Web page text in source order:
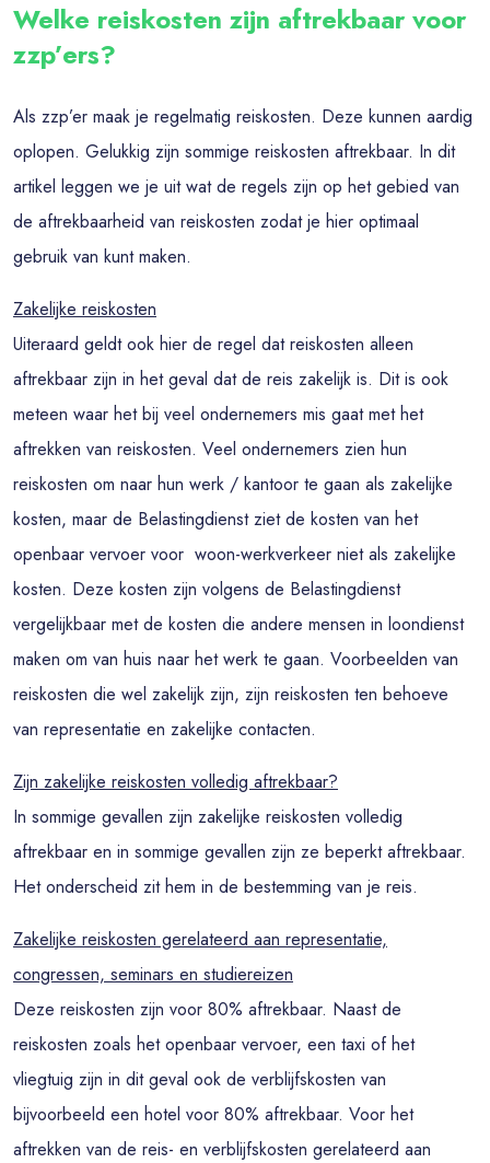
Welke reiskosten zijn aftrekbaar voor
zzp’ers?
Als zzp’er maak je regelmatig reiskosten. Deze kunnen aardig
oplopen. Gelukkig zijn sommige reiskosten aftrekbaar. In dit
artikel leggen we je uit wat de regels zijn op het gebied van
de aftrekbaarheid van reiskosten zodat je hier optimaal
gebruik van kunt maken.
Zakelijke reiskosten
Uiteraard geldt ook hier de regel dat reiskosten alleen
aftrekbaar zijn in het geval dat de reis zakelijk is. Dit is ook
meteen waar het bij veel ondernemers mis gaat met het
aftrekken van reiskosten. Veel ondernemers zien hun
reiskosten om naar hun werk / kantoor te gaan als zakelijke
kosten, maar de Belastingdienst ziet de kosten van het
openbaar vervoer voor woon-werkverkeer niet als zakelijke
kosten. Deze kosten zijn volgens de Belastingdienst
vergelijkbaar met de kosten die andere mensen in loondienst
maken om van huis naar het werk te gaan. Voorbeelden van
reiskosten die wel zakelijk zijn, zijn reiskosten ten behoeve
van representatie en zakelijke contacten.
Zijn zakelijke reiskosten volledig aftrekbaar?
In sommige gevallen zijn zakelijke reiskosten volledig
aftrekbaar en in sommige gevallen zijn ze beperkt aftrekbaar.
Het onderscheid zit hem in de bestemming van je reis.
Zakelijke reiskosten gerelateerd aan representatie,
congressen, seminars en studiereizen
Deze reiskosten zijn voor 80% aftrekbaar. Naast de
reiskosten zoals het openbaar vervoer, een taxi of het
vliegtuig zijn in dit geval ook de verblijfskosten van
bijvoorbeeld een hotel voor 80% aftrekbaar. Voor het
aftrekken van de reis- en verblijfskosten gerelateerd aan